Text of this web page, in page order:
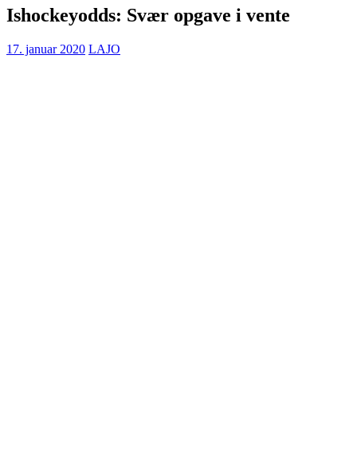
Ishockeyodds: Svær opgave i vente
17. januar 2020 LAJO